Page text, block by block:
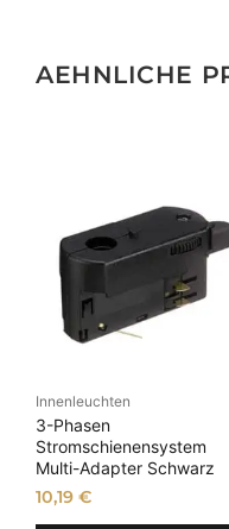
AEHNLICHE
Innenleuchten
3-Phasen
Stromschienensystem
Multi-Adapter Schwarz
10,19€